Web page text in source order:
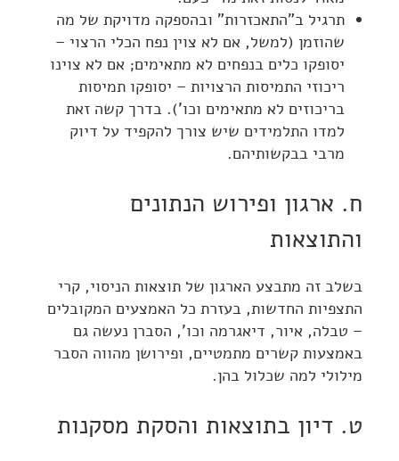
תרגיל ב"התאכזרות" ובהספקה מדויקת של מה
שהוזמן (למשל, אם לא צוין נפח הכלי הרצוי –
יסופקו כלים בנפחים לא מתאימים; אם לא צוינו
ריכוזי התמיסות הרצויות – יסופקו תמיסות
בריכוזים לא מתאימים וכו'). בדרך קשה זאת
למדו התלמידים שיש צורך להקפיד על דיוק
מרבי בבקשותיהם.
ח. ארגון ופירוש הנתונים
והתוצאות
בשלב זה מתבצע הארגון של תוצאות הניסוי, קרי
התצפיות החדשות, בעזרת כל האמצעים המקובלים
– טבלה, איור, דיאגרמה וכו', הסברן נעשה גם
באמצעות קשרים מתמטיים, ופירושן מהווה הסבר
מילולי למה שכלול בהן.
ט. דיון בתוצאות והסקת מסקנות